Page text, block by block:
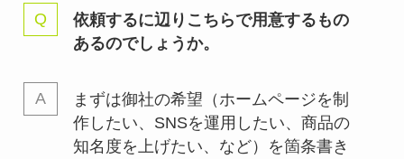
依頼するに辺りこちらで用意するもの
あるのでしょうか。
まずは御社の希望（ホームページを制
作したい、SNSを運用したい、商品の
知名度を上げたい、など）を箇条書き